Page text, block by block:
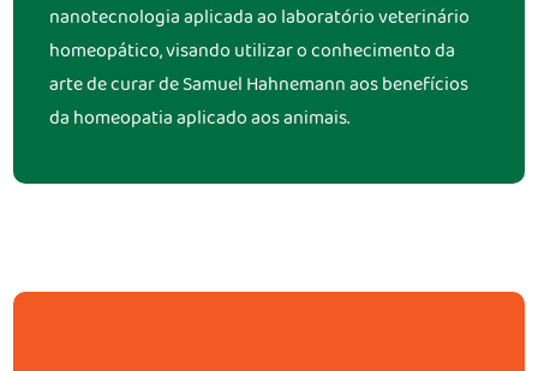
nanotecnologia aplicada ao laboratório veterinário
homeopático, visando utilizar o conhecimento da
arte de curar de Samuel Hahnemann aos benefícios
da homeopatia aplicado aos animais.